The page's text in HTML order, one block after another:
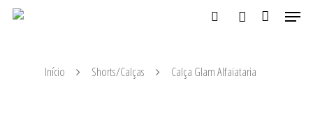
Início Shorts/Calças Calça Glam Alfaiataria